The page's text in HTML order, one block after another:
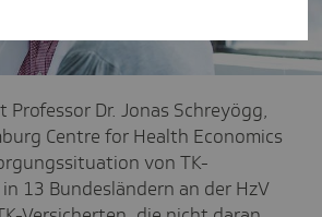
Professor Dr. Jonas Schreyögg,
Centre for Health Economics
von TK-
13 Bundesländern an der HzV